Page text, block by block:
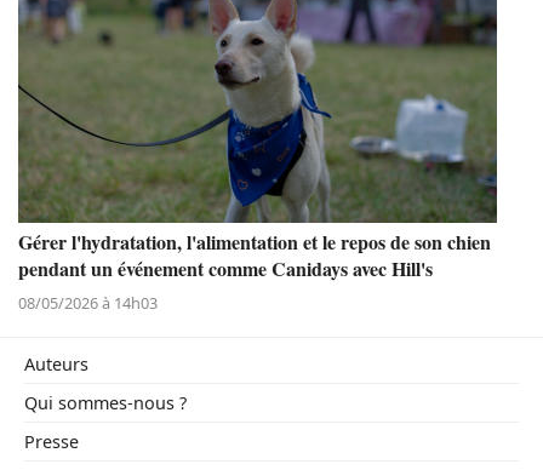
Gérer l'hydratation, l'alimentation et le repos de son chien
pendant un événement comme Canidays avec Hill's
08/05/2026 à 14h03
Auteurs
Qui sommes-nous ?
Presse